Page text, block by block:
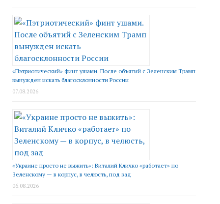
«Пэтриотический» финт ушами. После объятий с Зеленским Трамп
вынужден искать благосклонности России
07.08.2026
«Украине просто не выжить»: Виталий Кличко «работает» по
Зеленскому — в корпус, в челюсть, под зад
06.08.2026